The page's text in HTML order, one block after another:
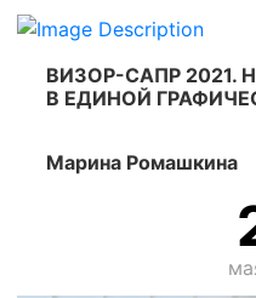
ВИЗОР-САПР
В ЕДИНОЙ
Марина Ромашкина